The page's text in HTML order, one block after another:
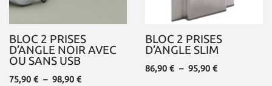
BLOC 2 PRISES
D’ANGLE NOIR AVEC
OU SANS USB
75,90 € – 98,90 €
BLOC 2 PRISES
D’ANGLE SLIM
86,90 € – 95,90 €